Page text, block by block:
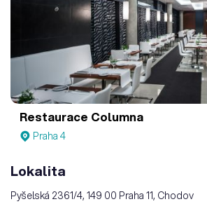
Restaurace Columna
Praha 4
Lokalita
Pyšelská 2361/4, 149 00 Praha 11, Chodov